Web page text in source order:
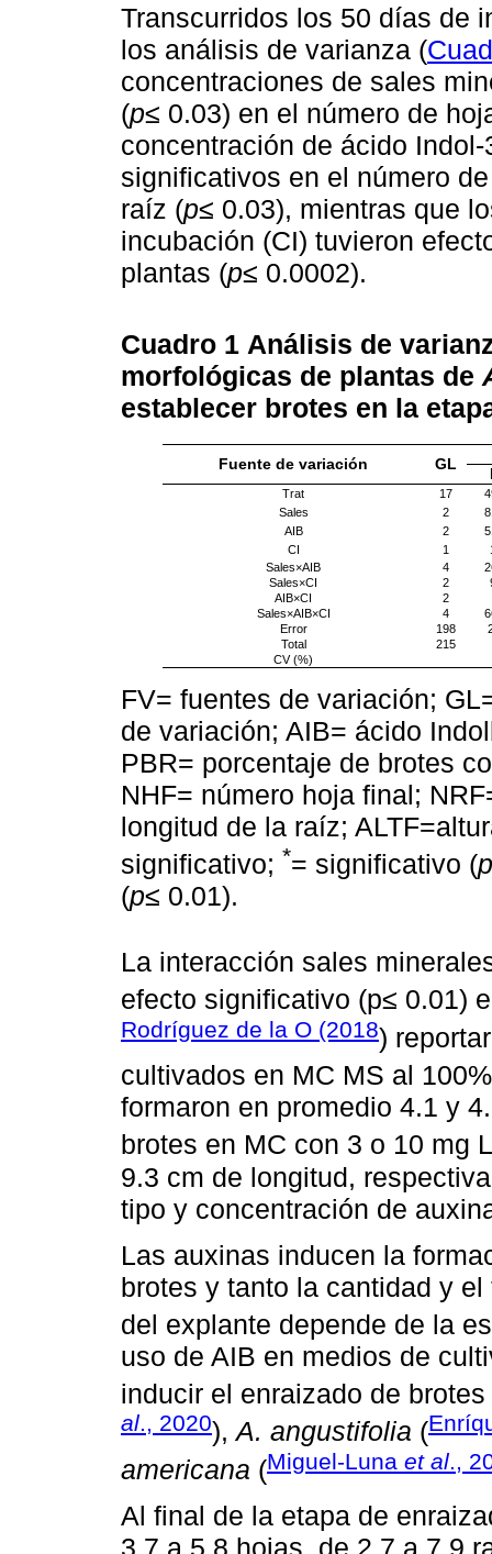
Transcurridos los 50 días de
los análisis de varianza (
concentraciones de sales
(p≤ 0.03) en el número de
concentración de ácido
significativos en el número
raíz (p≤ 0.03), mientras que
incubación (CI) tuvieron
plantas (p≤ 0.0002).
Cuadro 1 Análisis de
morfológicas de plantas de
establecer brotes en la
Fuente de variación GL
Trat 17
Sales
2
AIB
2
CI
1
Sales×AIB
4
Sales×CI
2
AIB×CI
2
Sales×AIB×CI
4
Error
198
Total
215
CV (%)
FV= fuentes de variación;
de variación; AIB= ácido
PBR= porcentaje de brotes
NHF= número hoja final;
longitud de la raíz;
significativo; *= significativo (
(p≤ 0.01).
La interacción sales
efecto significativo (p≤ 0.01)
Rodríguez de la O (2018)
cultivados en MC MS al
formaron en promedio 4.1 y
brotes en MC con 3 o 10 mg L
9.3 cm de longitud,
tipo y concentración de
Las auxinas inducen la
brotes y tanto la cantidad y
del explante depende de la
uso de AIB en medios de
inducir el enraizado de
al., 2020),A. angustifolia (
americana (Miguel-Luna et al.,
Al final de la etapa de
3.7 a 5.8 hojas, de 2.7 a 7.9